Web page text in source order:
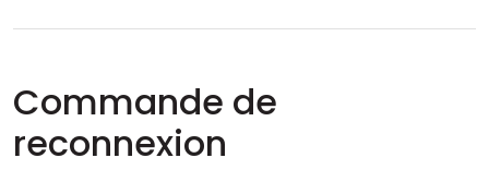
Commande de
reconnexion